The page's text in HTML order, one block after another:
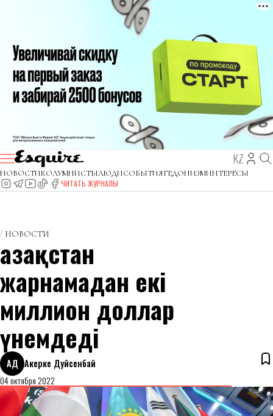
KZ
НОВОСТИКОЛУМНИСТЫЛЮДИСОБЫТИЯГЕДОНИЗМИНТЕРЕСЫ
ЧИТАТЬ ЖУРНАЛЫ
НОВОСТИ
Қазақстан
жарнамадан екі
миллион доллар
үнемдеді
АД Акерке Дуйсенбай
04 октября 2022